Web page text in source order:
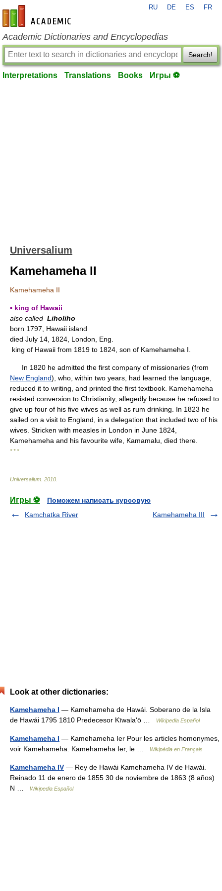
en-academic.com
RU DE ES FR
Academic Dictionaries and Encyclopedias
Search!
Interpretations Translations Books Игры ⚽
Universalium
Kamehameha II
Kamehameha II
▪ king of Hawaii
also called Liholiho
born 1797, Hawaii island
died July 14, 1824, London, Eng.
king of Hawaii from 1819 to 1824, son of Kamehameha I.
In 1820 he admitted the first company of missionaries (from
New England), who, within two years, had learned the language,
reduced it to writing, and printed the first textbook. Kamehameha
resisted conversion to Christianity, allegedly because he refused to
give up four of his five wives as well as rum drinking. In 1823 he
sailed on a visit to England, in a delegation that included two of his
wives. Stricken with measles in London in June 1824,
Kamehameha and his favourite wife, Kamamalu, died there.
* * *
Universalium 2010
Игры ⚽
Поможем написать курсовую
Kamchatka River
Kamehameha III
Look at other dictionaries:
Kamehameha I — Kamehameha de Hawái. Soberano de la Isla
de Hawái 1795 1810 Predecesor Kīwalaʻō …
Wikipedia Español
Kamehameha I — Kamehameha Ier Pour les articles homonymes,
voir Kamehameha. Kamehameha Ier, le …
Wikipédia en Français
Kamehameha IV — Rey de Hawái Kamehameha IV de Hawái.
Reinado 11 de enero de 1855 30 de noviembre de 1863 (8 años)
N …
Wikipedia Español